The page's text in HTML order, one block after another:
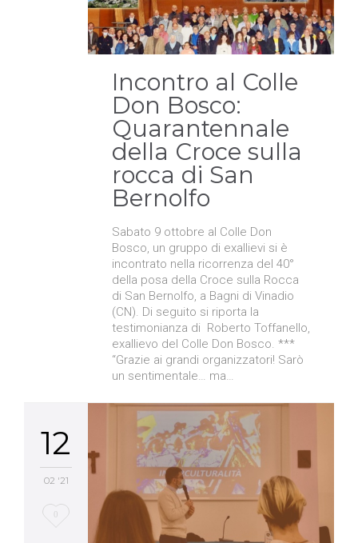
Incontro al Colle
Don Bosco:
Quarantennale
della Croce sulla
rocca di San
Bernolfo
Sabato 9 ottobre al Colle Don
Bosco, un gruppo di exallievi si è
incontrato nella ricorrenza del 40°
della posa della Croce sulla Rocca
di San Bernolfo, a Bagni di Vinadio
(CN). Di seguito si riporta la
testimonianza di Roberto Toffanello,
exallievo del Colle Don Bosco. ***
“Grazie ai grandi organizzatori! Sarò
un sentimentale… ma…
12
02 '21
Love
0